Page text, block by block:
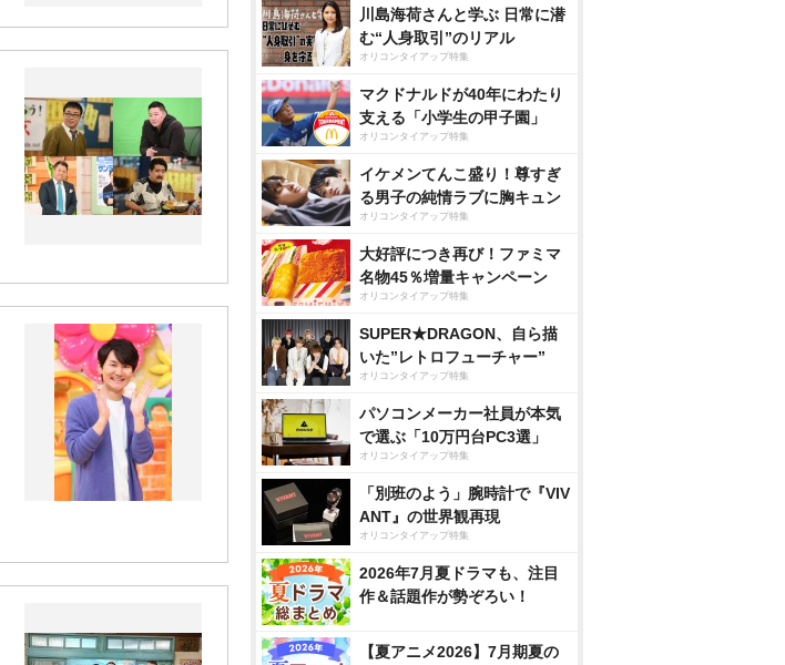
川島海荷さんと学ぶ 日常に潜
む“人身取引”のリアル
オリコンタイアップ特集
マクドナルドが40年にわたり
支える「小学生の甲子園」
オリコンタイアップ特集
イケメンてんこ盛り！尊すぎ
る男子の純情ラブに胸キュン
オリコンタイアップ特集
大好評につき再び！ファミマ
名物45％増量キャンペーン
オリコンタイアップ特集
SUPER★DRAGON、自ら描
いた”レトロフューチャー”
オリコンタイアップ特集
パソコンメーカー社員が本気
で選ぶ「10万円台PC3選」
オリコンタイアップ特集
「別班のよう」腕時計で『VIV
ANT』の世界観再現
オリコンタイアップ特集
2026年7月夏ドラマも、注目
作＆話題作が勢ぞろい！
【夏アニメ2026】7月期夏の